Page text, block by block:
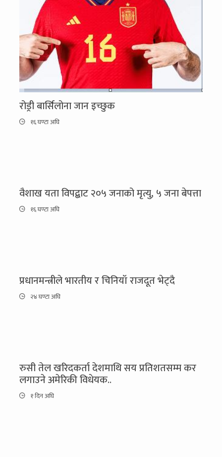
रोड्री बार्सिलोना जान इच्छुक
१६ घण्टा अघि
वैशाख यता विपद्बाट २०५ जनाको मृत्यु, ५ जना बेपत्ता
१६ घण्टा अघि
प्रधानमन्त्रीले भारतीय र चिनियाँ राजदूत भेट्दै
२४ घण्टा अघि
रुसी तेल खरिदकर्ता देशमाथि सय प्रतिशतसम्म कर
लगाउने अमेरिकी विधेयक..
१ दिन अघि